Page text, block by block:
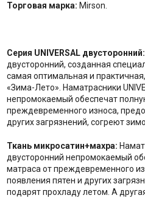
Торговая марка: Mirson.
Серия UNIVERSAL двусторонний:
двусторонний, созданная
самая оптимальная и
«Зима-Лето». Наматрасники
непромокаемый обеспечат
преждевременного износа,
других загрязнений, согреют
Ткань микросатин+махра:
двусторонний непромокаемый
матраса от преждевременного
появления пятен и других
подарят прохладу летом. А